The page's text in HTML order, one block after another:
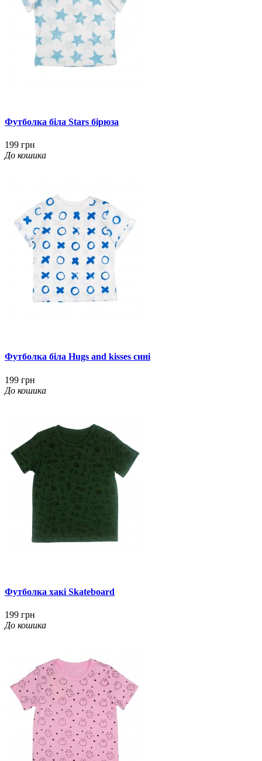
Футболка біла Stars бірюза
199 грн
До кошика
Футболка біла Hugs and kisses сині
199 грн
До кошика
Футболка хакі Skateboard
199 грн
До кошика